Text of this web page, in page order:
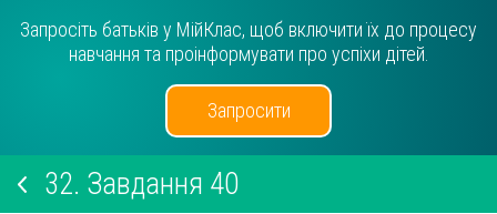
Запросіть батьків у МійКлас, щоб включити їх до процесу
навчання та проінформувати про успіхи дітей.
Запросити
32. Завдання 40